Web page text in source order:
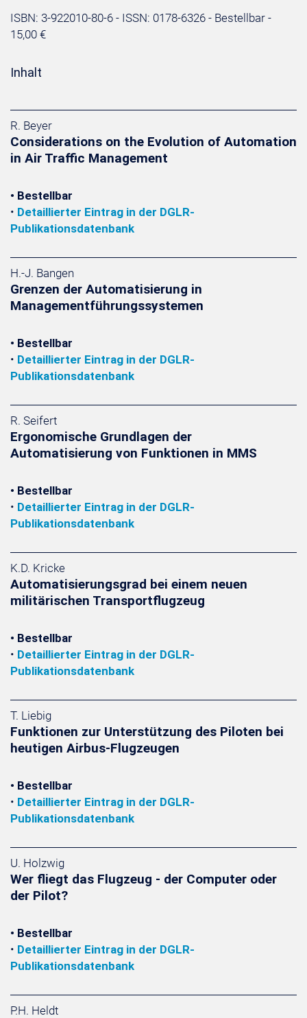
ISBN: 3-922010-80-6 - ISSN: 0178-6326 - Bestellbar -
15,00 €
Inhalt
R. Beyer
Considerations on the Evolution of Automation
in Air Traffic Management
• Bestellbar
• Detaillierter Eintrag in der DGLR-
Publikationsdatenbank
H.-J. Bangen
Grenzen der Automatisierung in
Managementführungssystemen
• Bestellbar
• Detaillierter Eintrag in der DGLR-
Publikationsdatenbank
R. Seifert
Ergonomische Grundlagen der
Automatisierung von Funktionen in MMS
• Bestellbar
• Detaillierter Eintrag in der DGLR-
Publikationsdatenbank
K.D. Kricke
Automatisierungsgrad bei einem neuen
militärischen Transportflugzeug
• Bestellbar
• Detaillierter Eintrag in der DGLR-
Publikationsdatenbank
T. Liebig
Funktionen zur Unterstützung des Piloten bei
heutigen Airbus-Flugzeugen
• Bestellbar
• Detaillierter Eintrag in der DGLR-
Publikationsdatenbank
U. Holzwig
Wer fliegt das Flugzeug - der Computer oder
der Pilot?
• Bestellbar
• Detaillierter Eintrag in der DGLR-
Publikationsdatenbank
P.H. Heldt